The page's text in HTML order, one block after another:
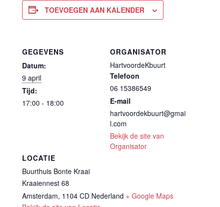
TOEVOEGEN AAN KALENDER
GEGEVENS
Datum:
9 april
Tijd:
17:00 - 18:00
LOCATIE
Buurthuis Bonte Kraai
Kraaiennest 68
Amsterdam, 1104 CD Nederland + Google Maps
ORGANISATOR
HartvoordeKbuurt
Telefoon
06 15386549
E-mail
hartvoordekbuurt@gmai
l.com
Bekijk de site van
Organisator